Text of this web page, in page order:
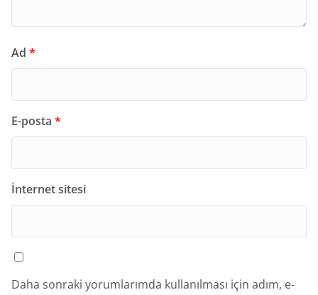
Ad *
E-posta *
İnternet sitesi
Daha sonraki yorumlarımda kullanılması için adım, e-